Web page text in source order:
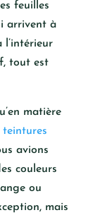
feuilles
arrivent à
tout est
matière
teintures
avions
couleurs
ou
mais